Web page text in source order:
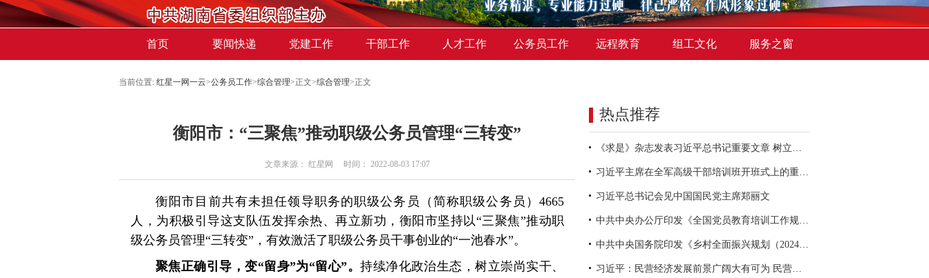
首页 要闻快递 党建工作 干部工作 人才工作 公务员工作 远程教育 组工文化 服务之窗
当前位置: 红星一网一云>公务员工作>综合管理>正文>综合管理>正文
衡阳市：“三聚焦”推动职级公务员管理“三转变”
文章来源： 红星网 时间： 2022-08-03 17:07
衡阳市目前共有未担任领导职务的职级公务员（简称职级公务员）4665
人，为积极引导这支队伍发挥余热、再立新功，衡阳市坚持以“三聚焦”推动职
级公务员管理“三转变”，有效激活了职级公务员干事创业的“一池春水”。
聚焦正确引导，变“留身”为“留心”。持续净化政治生态，树立崇尚实干、
热点推荐
《求是》杂志发表习近平总书记重要文章 树立和践行正确政绩观
习近平主席在全军高级干部培训班开班式上的重要讲话引领全军开展思想整风、深化政治整训
习近平总书记会见中国国民党主席郑丽文
中共中央办公厅印发《全国党员教育培训工作规划（2024－2028年）》
中共中央国务院印发《乡村全面振兴规划（2024—2027年）》
习近平：民营经济发展前景广阔大有可为 民营企业和民营企业家大显身手正当其时